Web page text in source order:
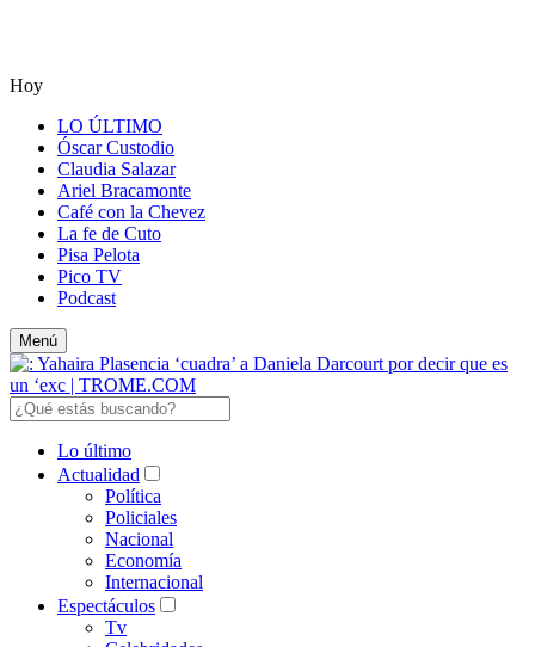
Hoy
LO ÚLTIMO
Óscar Custodio
Claudia Salazar
Ariel Bracamonte
Café con la Chevez
La fe de Cuto
Pisa Pelota
Pico TV
Podcast
Menú
Lo último
Actualidad
Política
Policiales
Nacional
Economía
Internacional
Espectáculos
Tv